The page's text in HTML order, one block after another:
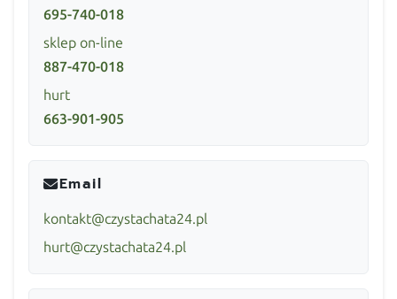
695-740-018
sklep on-line
887-470-018
hurt
663-901-905
Email
kontakt@czystachata24.pl
hurt@czystachata24.pl